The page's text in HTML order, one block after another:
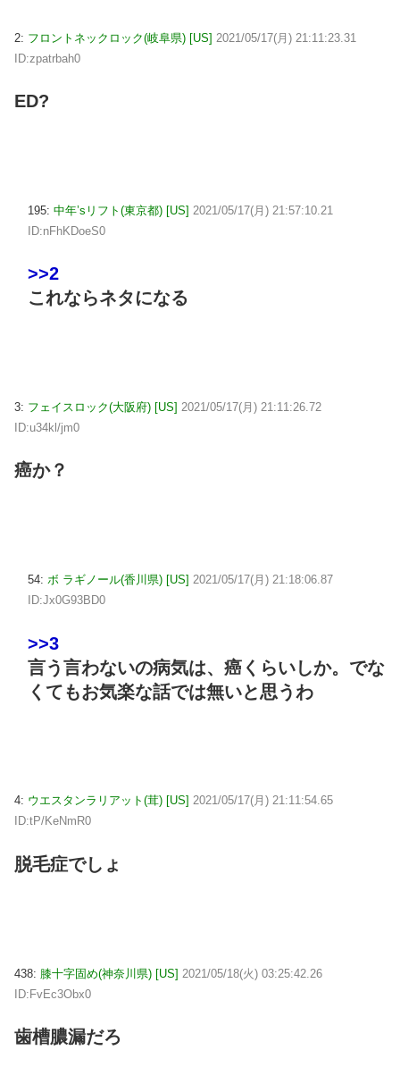
2: フロントネックロック(岐阜県) [US] 2021/05/17(月) 21:11:23.31
ID:zpatrbah0
ED?
195: 中年’sリフト(東京都) [US] 2021/05/17(月) 21:57:10.21
ID:nFhKDoeS0
>>2
これならネタになる
3: フェイスロック(大阪府) [US] 2021/05/17(月) 21:11:26.72
ID:u34kl/jm0
癌か？
54: ボ ラギノール(香川県) [US] 2021/05/17(月) 21:18:06.87
ID:Jx0G93BD0
>>3
言う言わないの病気は、癌くらいしか。でな
くてもお気楽な話では無いと思うわ
4: ウエスタンラリアット(茸) [US] 2021/05/17(月) 21:11:54.65
ID:tP/KeNmR0
脱毛症でしょ
438: 膝十字固め(神奈川県) [US] 2021/05/18(火) 03:25:42.26
ID:FvEc3Obx0
歯槽膿漏だろ